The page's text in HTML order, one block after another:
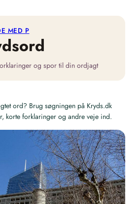
MED P
og spor til din ordjagt
ord? Brug søgningen på Kryds.dk
korte forklaringer og andre veje ind.